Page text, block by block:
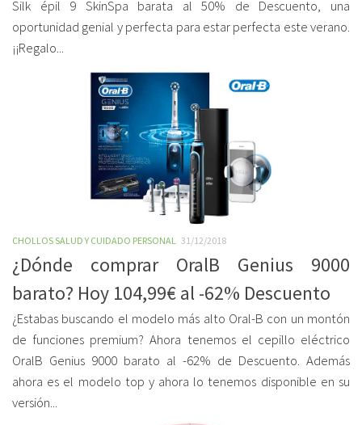
Silk épil 9 SkinSpa barata al 50% de Descuento, una
oportunidad genial y perfecta para estar perfecta este verano.
¡¡Regalo...
CHOLLOS SALUD Y CUIDADO PERSONAL 31/12/2018
¿Dónde comprar OralB Genius 9000
barato? Hoy 104,99€ al -62% Descuento
¿Estabas buscando el modelo más alto Oral-B con un montón
de funciones premium? Ahora tenemos el cepillo eléctrico
OralB Genius 9000 barato al -62% de Descuento. Además
ahora es el modelo top y ahora lo tenemos disponible en su
versión...